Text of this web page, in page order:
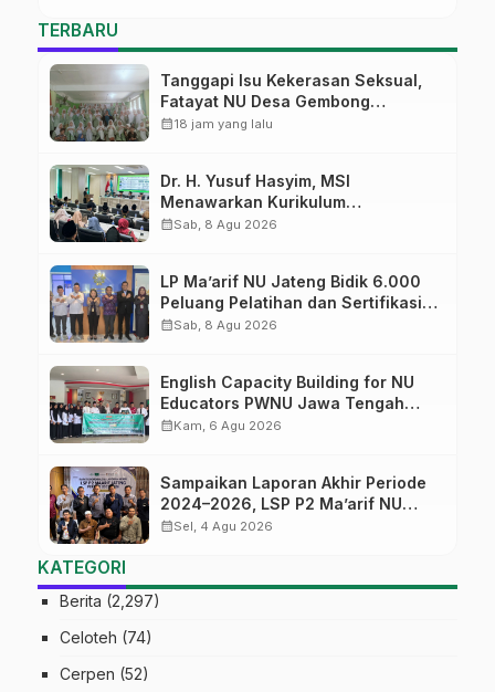
TERBARU
Tanggapi Isu Kekerasan Seksual,
Fatayat NU Desa Gembong
Datangkan Aktifis HAM
calendar_month18 jam yang lalu
Dr. H. Yusuf Hasyim, MSI
Menawarkan Kurikulum
Diversifikasi, Harapan Baru dalam
calendar_monthSab, 8 Agu 2026
LP Ma’arif NU Jateng Bidik 6.000
Peluang Pelatihan dan Sertifikasi
bagi Lulusan SMK
calendar_monthSab, 8 Agu 2026
English Capacity Building for NU
Educators PWNU Jawa Tengah
Batch#4; Membuka Jalan Menuju
calendar_monthKam, 6 Agu 2026
Sampaikan Laporan Akhir Periode
2024–2026, LSP P2 Ma’arif NU
Jateng Mantapkan Sinergi Link and
calendar_monthSel, 4 Agu 2026
KATEGORI
Berita (2,297)
Celoteh (74)
Cerpen (52)